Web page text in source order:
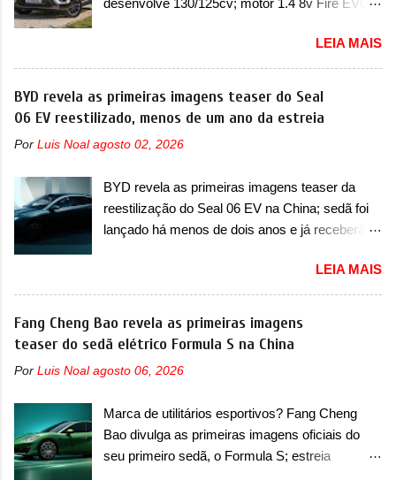
arredondadas. Além do Gol, outro Volkswagen
versão hatchback do Logus que chegava
depois de um ano de atraso. A invasão de 1994
foi marcava pelos franceses, alemães,
japoneses e coreanos que chegaram
arrancando corações em nosso mercado. Os
vendas em 1994 foram o Renault R19 que
vinha em 3 versões de carroceria, sendo duas
do hatch e o sedan, a famosa Kia Besta, o Vol...
desenvolve 130/125cv; motor 1.4 8v Fire EVO
oficialmente a nova Strada, que aparece com
mudanças visuais e com uma nova opção de
motor. Depois da picape compacta receber o
câmbio automático CVT no ano passado, a Fiat
motor 1.0 12v Turbo Flex, conhecido como
Strada soube ser mutável com avanços
importantes que a concorrência nunca
conseguiu acompanhar e agora ela abre uma
T200, que estreou nos irmãos Pulse e
Fastback. "A Fiat Strada é mais do que uma
picape, é uma verdadeira revolução no
mercado automotivo. Há alguns anos era
improvável pensar que uma picape chagaria ao
Strada fez. Mais do que isso: ela é a prova viva
que time que está ganhando se mexe sim. Ao
longo da sua história, ela...
LEIA MAIS
BYD revela as primeiras imagens teaser do Seal
06 EV reestilizado, menos de um ano da estreia
Por Luis Noal agosto 02, 2026
BYD revela as primeiras imagens teaser da
reestilização do Seal 06 EV na China; sedã foi
lançado há menos de dois anos e já receberá a
primeiras imagens teaser de uma mudança
visual para um dos seus menores sedãs
elétricos na China, pertencente à linha Ocean.
Trata-se do Seal 06 EV, lançado no segundo
O modelo agora passará a ser vendido com
que vão atualizá-los para a identidade visual
mais moderna da marca, mas ainda sem
motivos para que essa mudança já seja tão
LEIA MAIS
Fang Cheng Bao revela as primeiras imagens
teaser do sedã elétrico Formula S na China
Por Luis Noal agosto 06, 2026
Marca de utilitários esportivos? Fang Cheng
Bao divulga as primeiras imagens oficiais do
seu primeiro sedã, o Formula S; estreia